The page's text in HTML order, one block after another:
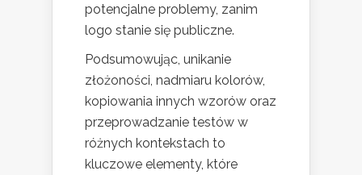
potencjalne problemy, zanim
logo stanie się publiczne.
Podsumowując, unikanie
złożoności, nadmiaru kolorów,
kopiowania innych wzorów oraz
przeprowadzanie testów w
różnych kontekstach to
kluczowe elementy, które